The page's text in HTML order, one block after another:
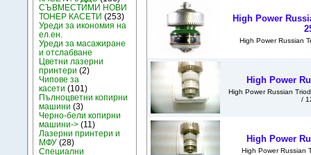
СЪВМЕСТИМИ НОВИ
ТОНЕР КАСЕТИ (253)
Уреди за икономия на
ел.ен.
Уреди за масажиране
и отслабване
Цветни лазерни
принтери (2)
Чипове за
касети (101)
Пълноцветни копирни
машини (3)
Черно-бели копирни
машини-> (11)
Лазерни принтери и
МФУ (28)
Специални
High Power
High Power Russian
High Power
High Power Russian
/
High Power
High Power Russian